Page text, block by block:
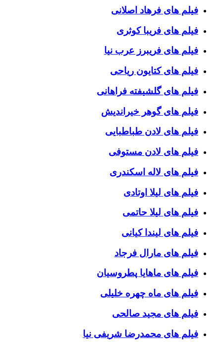
فیلم های فرهاد اصلانی
فیلم های فریبا کوثری
فیلم های فریبرز عرب نیا
فیلم های کتایون ریاحی
فیلم های گلشیفته فراهانی
فیلم های گوهر خیراندیش
فیلم های لادن طباطبایی
فیلم های لادن مستوفی
فیلم های لاله اسکندری
فیلم های لیلا اوتادی
فیلم های لیلا حاتمی
فیلم های لیندا کیانی
فیلم های مارال فرجاد
فیلم های ماهایا پطروسیان
فیلم های ماه چهره خلیلی
فیلم های مجید صالحی
فیلم های محمدرضا شریفی نیا